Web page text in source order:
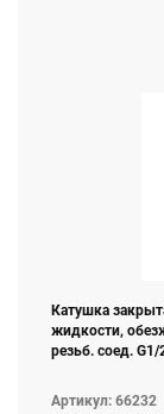
Катушка
жидкости,
резьб. соед.
Артикул: 66232